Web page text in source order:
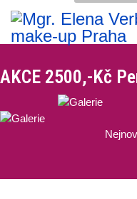
AKCE 2500,-Kč